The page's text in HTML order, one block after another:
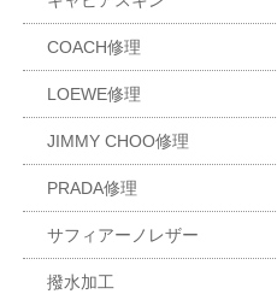
COACH修理
LOEWE修理
JIMMY CHOO修理
PRADA修理
サフィアーノレザー
撥水加工